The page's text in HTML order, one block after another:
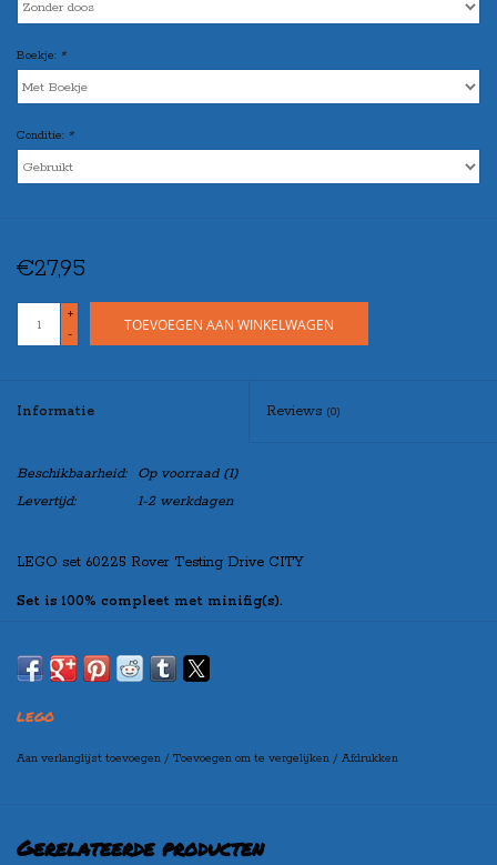
Boekje: *
Conditie: *
€27,95
+
-
TOEVOEGEN AAN WINKELWAGEN
Informatie Reviews (0)
Beschikbaarheid: Op voorraad(1)
Levertijd:
1-2 werkdagen
LEGO set 60225 Rover Testing Drive CITY
Set is 100% compleet met minifig(s).
in een blanco doos, zo kunt u de set toch leuk cadeau doen!
Maak bovenaan uw selectie in welke variant u de set wilt
LEGO
Aan verlanglijst toevoegen / Toevoegen om te vergelijken / Afdrukken
Gerelateerde producten